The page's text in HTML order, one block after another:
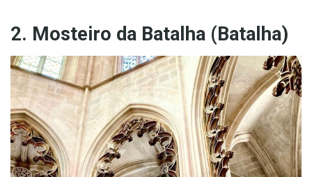
2. Mosteiro da Batalha (Batalha)